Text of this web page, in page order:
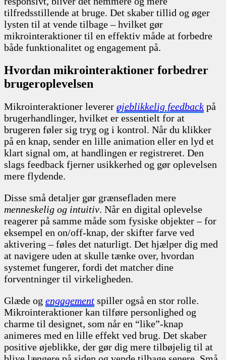
tilfredsstillende at bruge. Det skaber tillid og øger
lysten til at vende tilbage – hvilket gør
mikrointeraktioner til en effektiv måde at forbedre
både funktionalitet og engagement på.
Hvordan mikrointeraktioner forbedrer
brugeroplevelsen
Mikrointeraktioner leverer øjeblikkelig feedback på
brugerhandlinger, hvilket er essentielt for at
brugeren føler sig tryg og i kontrol. Når du klikker
på en knap, sender en lille animation eller en lyd et
klart signal om, at handlingen er registreret. Den
slags feedback fjerner usikkerhed og gør oplevelsen
mere flydende.
Disse små detaljer gør grænsefladen mere
menneskelig og intuitiv. Når en digital oplevelse
reagerer på samme måde som fysiske objekter – for
eksempel en on/off-knap, der skifter farve ved
aktivering – føles det naturligt. Det hjælper dig med
at navigere uden at skulle tænke over, hvordan
systemet fungerer, fordi det matcher dine
forventninger til virkeligheden.
Glæde og engagement spiller også en stor rolle.
Mikrointeraktioner kan tilføre personlighed og
charme til designet, som når en “like”-knap
animeres med en lille effekt ved brug. Det skaber
positive øjeblikke, der gør dig mere tilbøjelig til at